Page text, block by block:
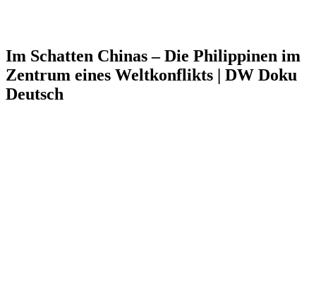
Im Schatten Chinas – Die Philippinen im
Zentrum eines Weltkonflikts | DW Doku
Deutsch